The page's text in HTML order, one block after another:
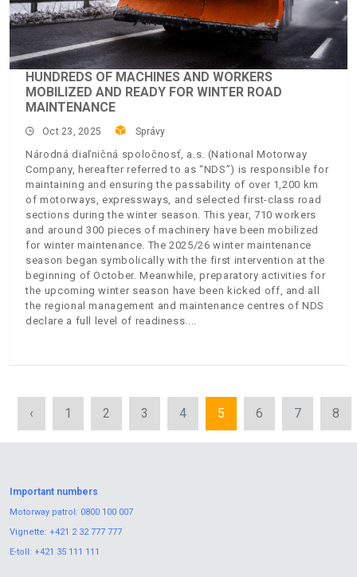
HUNDREDS OF MACHINES AND WORKERS
MOBILIZED AND READY FOR WINTER ROAD
MAINTENANCE
Oct 23, 2025 Správy
Národná diaľničná spoločnosť, a.s. (National Motorway
Company, hereafter referred to as “NDS”) is responsible for
maintaining and ensuring the passability of over 1,200 km
of motorways, expressways, and selected first-class road
sections during the winter season. This year, 710 workers
and around 300 pieces of machinery have been mobilized
for winter maintenance. The 2025/26 winter maintenance
season began symbolically with the first intervention at the
beginning of October. Meanwhile, preparatory activities for
the upcoming winter season have been kicked off, and all
the regional management and maintenance centres of NDS
declare a full level of readiness.
‹ 1 2 3 4 5 6 7 8
Important numbers
Motorway patrol: 0800 100 007
Vignette: +421 2 32 777 777
E-toll: +421 35 111 111